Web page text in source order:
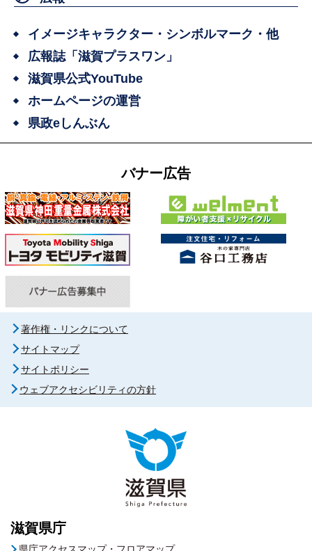
イメージキャラクター・シンボルマーク・他
広報誌「滋賀プラスワン」
滋賀県公式YouTube
ホームページの運営
県政eしんぶん
バナー広告
著作権・リンクについて
サイトマップ
サイトポリシー
ウェブアクセシビリティの方針
滋賀県庁
県庁アクセスマップ・フロアマップ